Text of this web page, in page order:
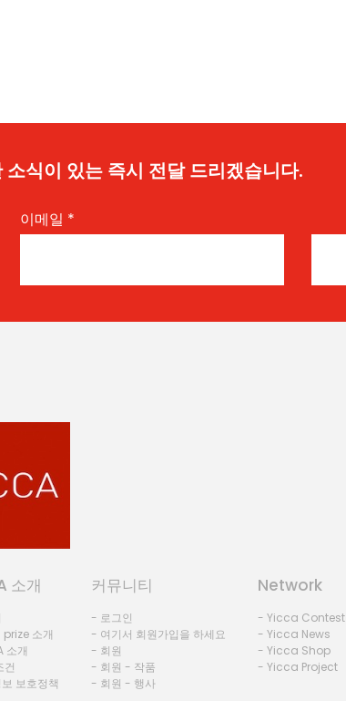
식이 있는 즉시 전달 드리겠습니다.
이메일 *
소개
소개
소개
건
보호정책
커뮤니티
- 로그인
- 여기서 회원가입을 하세요
- 회원
- 회원 - 작품
- 회원 - 행사
Network
- Yicca Contest
- Yicca News
- Yicca Shop
- Yicca Project